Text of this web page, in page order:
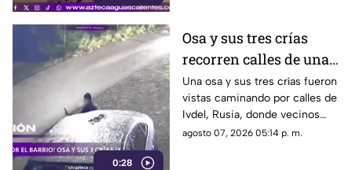
0:28
Osa y sus tres crías
recorren calles de una
ciudad en Rusia
Una osa y sus tres crías fueron
vistas caminando por calles de
Ivdel, Rusia, donde vecinos
reportan un aumento en los
agosto 07, 2026 05:14 p. m.